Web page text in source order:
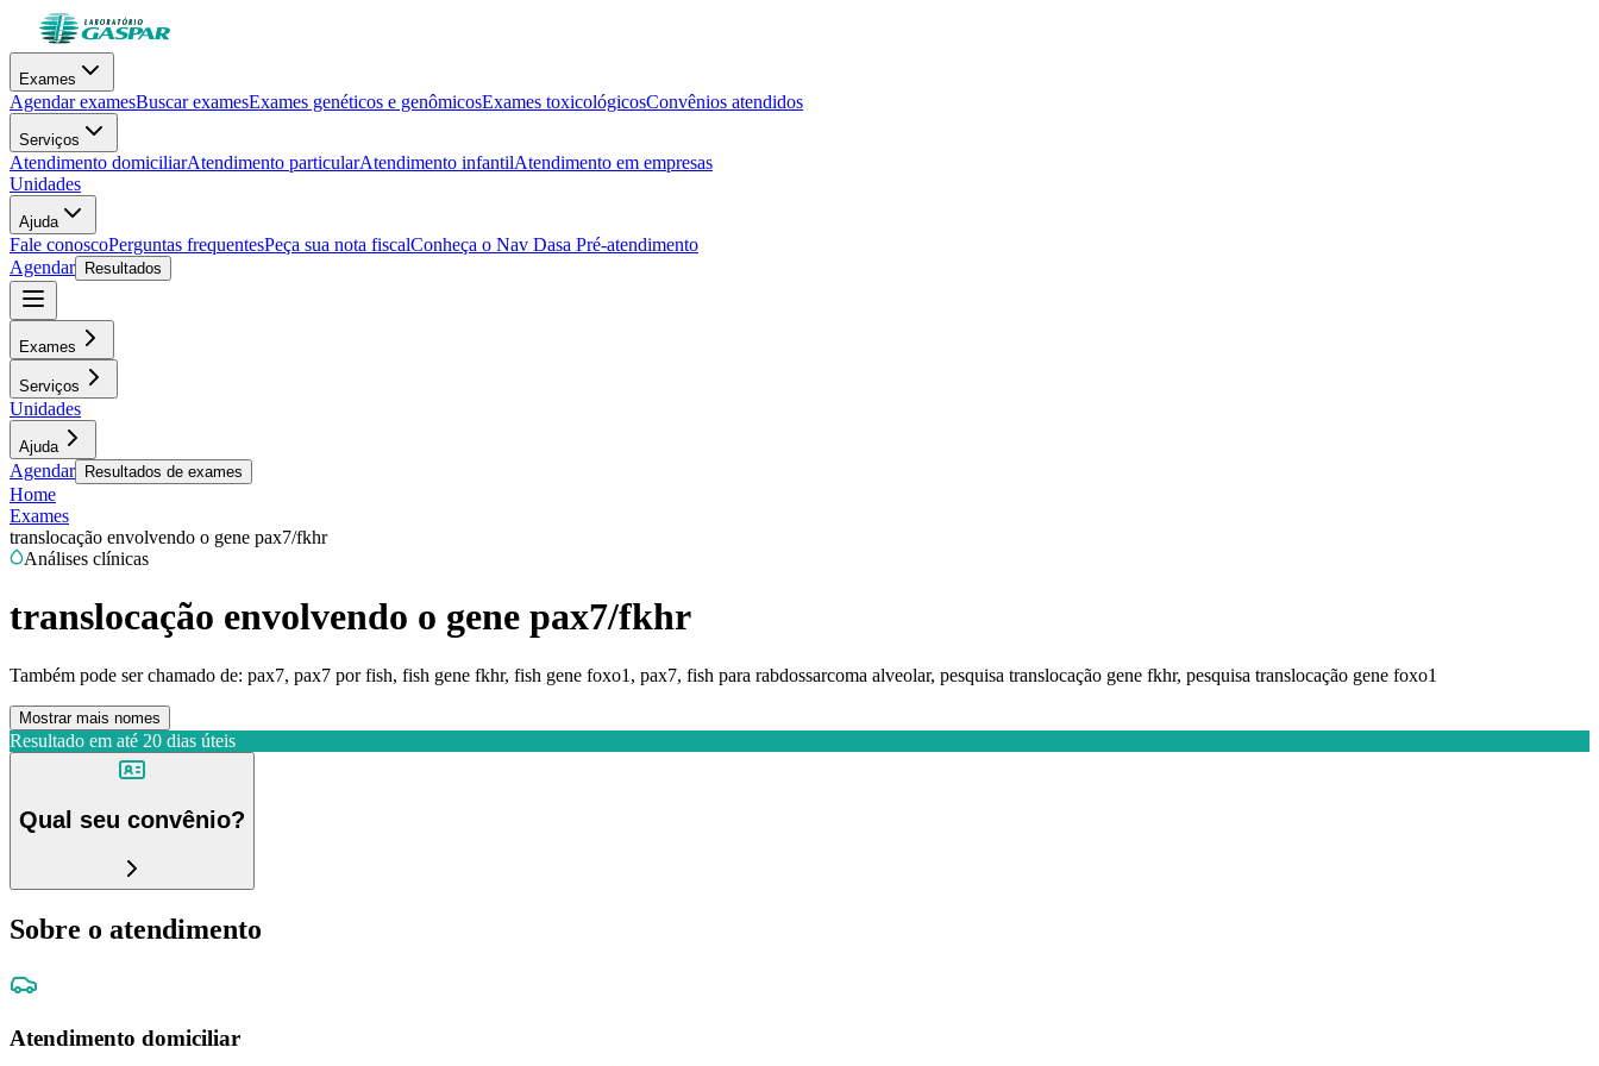
Exames
Agendar examesBuscar examesExames genéticos e genômicosExames toxicológicosConvênios atendidos
Serviços
Atendimento domiciliarAtendimento particularAtendimento infantilAtendimento em empresas
Unidades
Ajuda
Fale conoscoPerguntas frequentesPeça sua nota fiscalConheça o Nav Dasa Pré-atendimento
Agendar
Resultados
Exames
Serviços
Unidades
Ajuda
Agendar Resultados de exames
Home
Exames
translocação envolvendo o gene pax7/fkhr
Análises clínicas
translocação envolvendo o gene pax7/fkhr
Também pode ser chamado de: pax7, pax7 por fish, fish gene fkhr, fish gene foxo1, pax7, fish para rabdossarcoma alveolar, pesquisa translocação gene fkhr, pesquisa translocação gene foxo1
Mostrar mais nomes
Resultado em até 20 dias úteis
Qual seu convênio?
Sobre o atendimento
Atendimento domiciliar